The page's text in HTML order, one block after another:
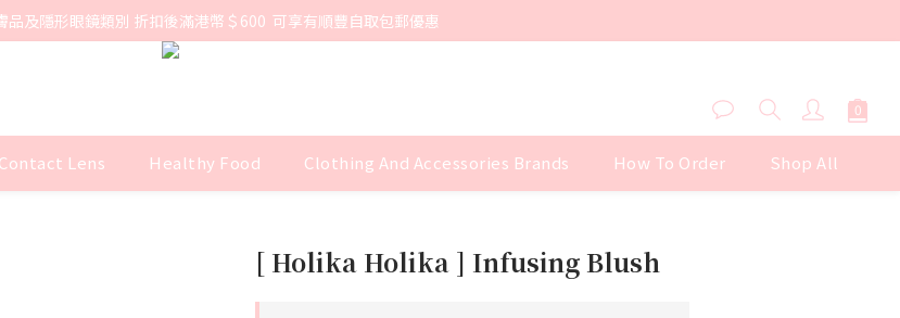
品及隱形眼鏡類別 折扣後滿港幣＄600  可享有順豐自取包郵優惠
Contact Lens Healthy Food Clothing And Accessories Brands How To Order Shop All
[ Holika Holika ] Infusing Blush